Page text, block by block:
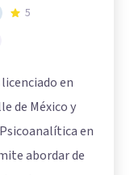
5
en
de México y
en
abordar de